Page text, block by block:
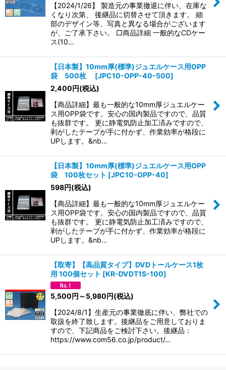
【2024/1/26】 製造元の事業撤退に伴い、在庫な
くなり次第、 後継品に切替させて頂きます。 細
部のデザイン等、写真と異なる場合がございます
が、ご了承下さい。 □商品詳細 一般的なCDケー
ス(10…
【日本製】10mm厚(標準)ジュエルケース用OPP
袋 500枚
[JPC10-OPP-40-500]
2,400円(税込)
【商品詳細】最も一般的な10mm厚ジュエルケー
ス用OPP袋です。安心の国内製品ですので、品質
も抜群です。 更に静電気防止加工済みですので、
剥がしたテープが手に付かず、作業効率が格段に
UPします。&nb…
【日本製】10mm厚(標準)ジュエルケース用OPP
袋 100枚セット [JPC10-OPP-40]
598円(税込)
【商品詳細】最も一般的な10mm厚ジュエルケー
ス用OPP袋です。安心の国内製品ですので、品質
も抜群です。 更に静電気防止加工済みですので、
剥がしたテープが手に付かず、作業効率が格段に
UPします。&nb…
【取寄】【高品質タイプ】DVDトールケース1枚
用 100個セット [KR-DVDT1S-100]
5,500円 ～5,980円(税込)
【2024/8/1】生産元の事業徹底に伴い、弊社での
取扱を終了致します。後継品をご用意しておりま
すので、下記商品をご検討下さい。後継品：
https://www.com56.co.jp/product/…